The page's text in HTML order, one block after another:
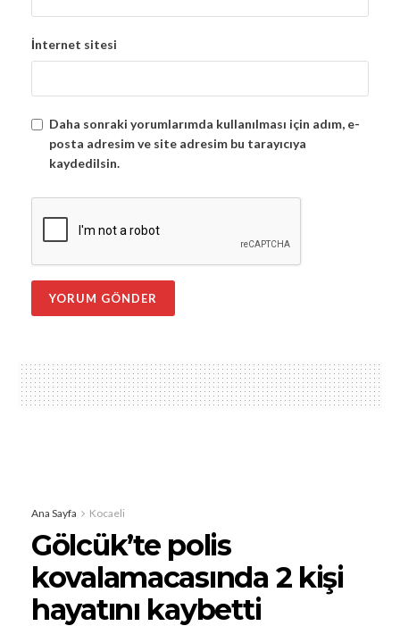
İnternet sitesi
Daha sonraki yorumlarımda kullanılması için adım, e-
posta adresim ve site adresim bu tarayıcıya
kaydedilsin.
Ana Sayfa Kocaeli
Gölcük’te polis
kovalamacasında 2 kişi
hayatını kaybetti